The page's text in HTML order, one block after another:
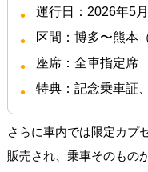
運行日：2026年5
区間：博多〜熊本
座席：全車指定席
特典：記念乗車証
さらに車内では限定カプ
販売され、乗車そのもの